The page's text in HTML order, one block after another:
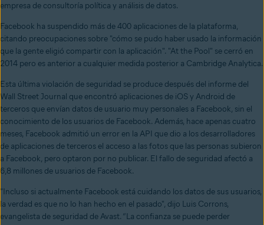
empresa de consultoría política y análisis de datos.
Facebook ha suspendido más de 400 aplicaciones de la plataforma,
citando preocupaciones sobre "cómo se pudo haber usado la información
que la gente eligió compartir con la aplicación". "At the Pool" se cerró en
2014 pero es anterior a cualquier medida posterior a Cambridge Analytica.
Esta última violación de seguridad se produce después del informe del
Wall Street Journal que encontró aplicaciones de iOS y Android de
terceros que envían datos de usuario muy personales a Facebook, sin el
conocimiento de los usuarios de Facebook. Además, hace apenas cuatro
meses, Facebook admitió un error en la API que dio a los desarrolladores
de aplicaciones de terceros el acceso a las fotos que las personas subieron
a Facebook, pero optaron por no publicar. El fallo de seguridad afectó a
6,8 millones de usuarios de Facebook.
"Incluso si actualmente Facebook está cuidando los datos de sus usuarios,
la verdad es que no lo han hecho en el pasado", dijo Luis Corrons,
evangelista de seguridad de Avast. “La confianza se puede perder